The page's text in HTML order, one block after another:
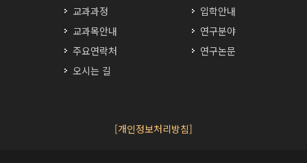
교과과정
교과목안내
주요연락처
오시는 길
입학안내
연구분야
연구논문
[개인정보처리방침]